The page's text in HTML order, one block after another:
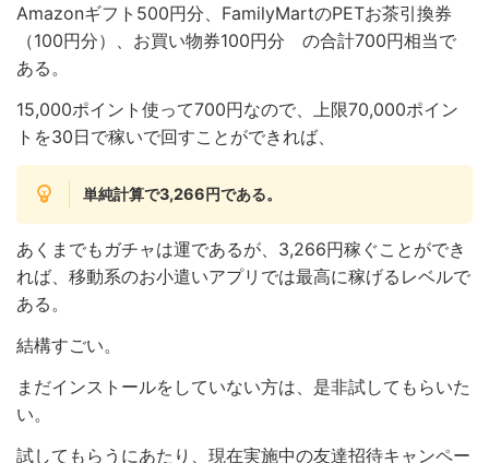
Amazonギフト500円分、FamilyMartのPETお茶引換券
（100円分）、お買い物券100円分 の合計700円相当で
ある。
15,000ポイント使って700円なので、上限70,000ポイン
トを30日で稼いで回すことができれば、
単純計算で3,266円である。
あくまでもガチャは運であるが、3,266円稼ぐことができ
れば、移動系のお小遣いアプリでは最高に稼げるレベルで
ある。
結構すごい。
まだインストールをしていない方は、是非試してもらいた
い。
試してもらうにあたり、現在実施中の友達招待キャンペー